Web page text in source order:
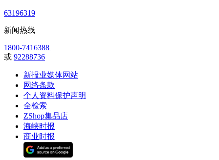
63196319
新闻热线
1800-7416388
或 92288736
新报业媒体网站
网络条款
个人资料保护声明
全检索
ZShop集品店
海峡时报
商业时报